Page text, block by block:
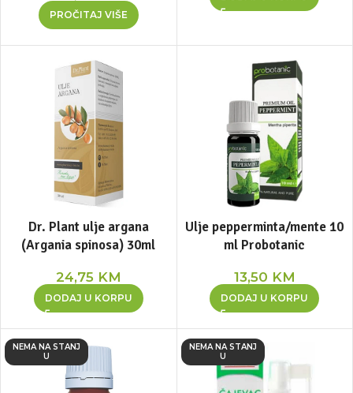
PROČITAJ VIŠE
Dr. Plant ulje argana
(Argania spinosa) 30ml
24,75 KM
DODAJ U KORPU
Ulje pepperminta/mente 10
ml Probotanic
13,50 KM
DODAJ U KORPU
NEMA NA STANJ
U
NEMA NA STANJ
U